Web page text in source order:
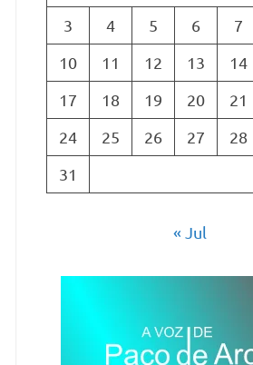
3
4 5 6 7
10
11 12 13 14
17
18 19 20 21
24
25 26 27 28
31
« Jul